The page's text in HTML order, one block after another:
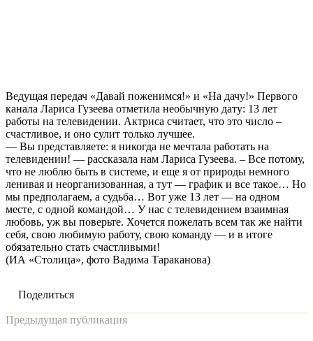
Ведущая передач «Давай поженимся!» и «На дачу!» Первого
канала Лариса Гузеева отметила необычную дату: 13 лет
работы на телевидении. Актриса считает, что это число –
счастливое, и оно сулит только лучшее.
— Вы представляете: я никогда не мечтала работать на
телевидении! — рассказала нам Лариса Гузеева. – Все потому,
что не люблю быть в системе, и еще я от природы немного
ленивая и неорганизованная, а тут — график и все такое… Но
мы предполагаем, а судьба… Вот уже 13 лет — на одном
месте, с одной командой… У нас с телевидением взаимная
любовь, уж вы поверьте. Хочется пожелать всем так же найти
себя, свою любимую работу, свою команду — и в итоге
обязательно стать счастливыми!
(ИА «Столица», фото Вадима Тараканова)
Поделиться
Предыдущая публикация